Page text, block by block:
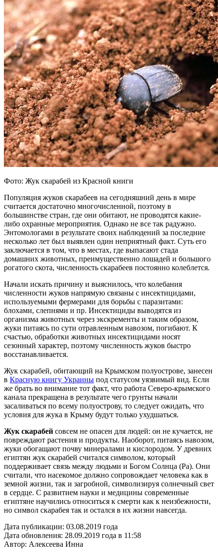
Фото: Жук скарабей из Красной книги
Популяция жуков скарабеев на сегодняшний день в мире
считается достаточно многочисленной, поэтому в
большинстве стран, где они обитают, не проводятся какие-
либо охранные мероприятия. Однако не все так радужно.
Энтомологами в результате своих наблюдений за последние
несколько лет был выявлен один неприятный факт. Суть его
заключается в том, что в местах, где выпасают стада
домашних животных, преимущественно лошадей и большого
рогатого скота, численность скарабеев постоянно колеблется.
Начали искать причину и выяснилось, что колебания
численности жуков напрямую связаны с инсектицидами,
используемыми фермерами для борьбы с паразитами:
блохами, слепнями и пр. Инсектициды выводятся из
организма животных через экскременты и таким образом,
жуки питаясь по сути отравленным навозом, погибают. К
счастью, обработки животных инсектицидами носят
сезонный характер, поэтому численность жуков быстро
восстанавливается.
Жук скарабей, обитающий на Крымском полуострове, занесен
в Красную книгу Украины под статусом уязвимый вид. Если
же брать во внимание тот факт, что работа Северо-крымского
канала прекращена в результате чего грунты начали
засаливаться по всему полуострову, то следует ожидать, что
условия для жука в Крыму будут только ухудшаться.
Жук скарабей совсем не опасен для людей: он не кучается, не
повреждают растения и продукты. Наоборот, питаясь навозом,
жуки обогащают почву минералами и кислородом. У древних
египтян жук скарабей считался символом, который
поддерживает связь между людьми и Богом Солнца (Ра). Они
считали, что насекомое должно сопровождает человека как в
земной жизни, так и загробной, символизируя солнечный свет
в сердце. С развитием науки и медицины современные
египтяне научились относиться к смерти как к неизбежности,
но символ скарабея так и остался в их жизни навсегда.
Дата публикации: 03.08.2019 года
Дата обновления: 28.09.2019 года в 11:58
Автор: Алексеева Инна